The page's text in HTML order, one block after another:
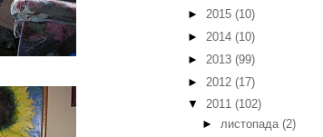
► 2015 (10)
► 2014 (10)
► 2013 (99)
► 2012 (17)
▼ 2011 (102)
► листопада (2)